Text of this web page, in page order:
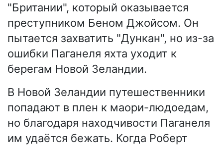
"Британии", который оказывается
преступником Беном Джойсом. Он
пытается захватить "Дункан", но из-за
ошибки Паганеля яхта уходит к
берегам Новой Зеландии.
В Новой Зеландии путешественники
попадают в плен к маори-людоедам,
но благодаря находчивости Паганеля
им удаётся бежать. Когда Роберт